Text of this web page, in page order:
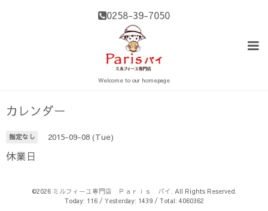
0258-39-7050
Welcome to our homepage
カレンダー
指定なし 2015-09-08 (Tue)
休業日
©2026 ミルフィーユ専門店 Ｐａｒｉｓ パイ . All Rights Reserved.
Today: 116/ Yesterday: 1439/ Total: 4060362